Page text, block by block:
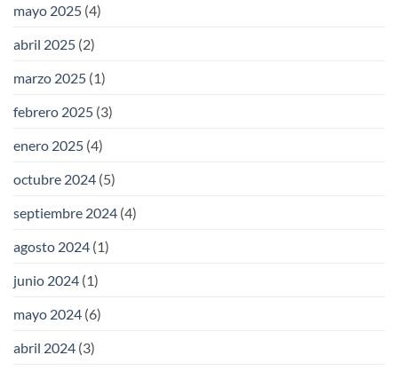
mayo 2025 (4)
abril 2025 (2)
marzo 2025 (1)
febrero 2025 (3)
enero 2025 (4)
octubre 2024 (5)
septiembre 2024 (4)
agosto 2024 (1)
junio 2024 (1)
mayo 2024 (6)
abril 2024 (3)